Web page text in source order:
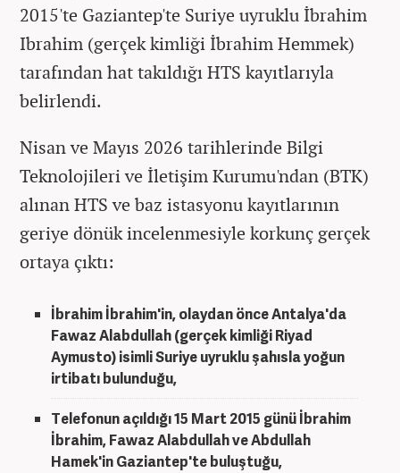
2015'te Gaziantep'te Suriye uyruklu İbrahim
Ibrahim (gerçek kimliği İbrahim Hemmek)
tarafından hat takıldığı HTS kayıtlarıyla
belirlendi.
Nisan ve Mayıs 2026 tarihlerinde Bilgi
Teknolojileri ve İletişim Kurumu'ndan (BTK)
alınan HTS ve baz istasyonu kayıtlarının
geriye dönük incelenmesiyle korkunç gerçek
ortaya çıktı:
İbrahim İbrahim'in, olaydan önce Antalya'da
Fawaz Alabdullah (gerçek kimliği Riyad
Aymusto) isimli Suriye uyruklu şahısla yoğun
irtibatı bulunduğu,
Telefonun açıldığı 15 Mart 2015 günü İbrahim
İbrahim, Fawaz Alabdullah ve Abdullah
Hamek'in Gaziantep'te buluştuğu,